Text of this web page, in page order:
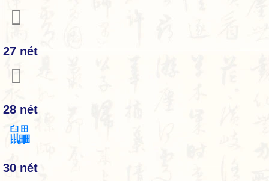
𪖊
27 nét
𪖋
28 nét
鼺
30 nét